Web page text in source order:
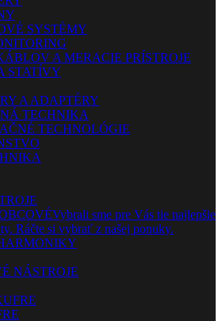
SYSTÉMY
A MERACIE PRÍSTROJE
STATÍVY
A ADAPTÉRY
TECHNIKA
TECHNOLÓGIE
Vybrali sme pre Vás tie najlepšie
Ráčte si vybrať z našej ponuky.
NÁSTROJE